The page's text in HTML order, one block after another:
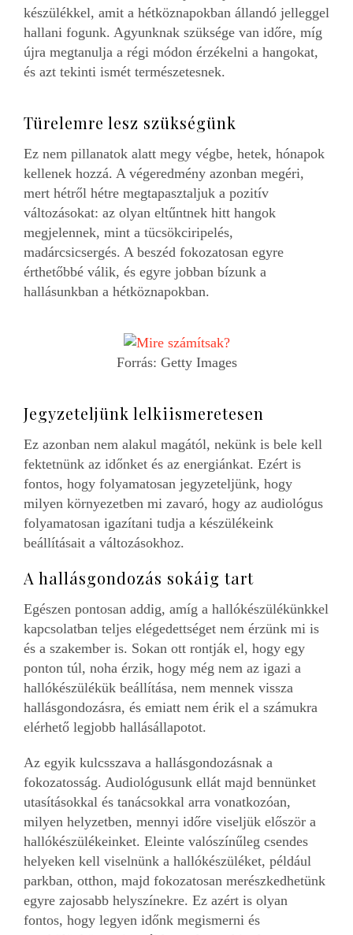
készülékkel, amit a hétköznapokban állandó jelleggel
hallani fogunk. Agyunknak szüksége van időre, míg
újra megtanulja a régi módon érzékelni a hangokat,
és azt tekinti ismét természetesnek.
Türelemre lesz szükségünk
Ez nem pillanatok alatt megy végbe, hetek, hónapok
kellenek hozzá. A végeredmény azonban megéri,
mert hétről hétre megtapasztaljuk a pozitív
változásokat: az olyan eltűntnek hitt hangok
megjelennek, mint a tücsökciripelés,
madárcsicsergés. A beszéd fokozatosan egyre
érthetőbbé válik, és egyre jobban bízunk a
hallásunkban a hétköznapokban.
Forrás: Getty Images
Jegyzeteljünk lelkiismeretesen
Ez azonban nem alakul magától, nekünk is bele kell
fektetnünk az időnket és az energiánkat. Ezért is
fontos, hogy folyamatosan jegyzeteljünk, hogy
milyen környezetben mi zavaró, hogy az audiológus
folyamatosan igazítani tudja a készülékeink
beállításait a változásokhoz.
A hallásgondozás sokáig tart
Egészen pontosan addig, amíg a hallókészülékünkkel
kapcsolatban teljes elégedettséget nem érzünk mi is
és a szakember is. Sokan ott rontják el, hogy egy
ponton túl, noha érzik, hogy még nem az igazi a
hallókészülékük beállítása, nem mennek vissza
hallásgondozásra, és emiatt nem érik el a számukra
elérhető legjobb hallásállapotot.
Az egyik kulcsszava a hallásgondozásnak a
fokozatosság. Audiológusunk ellát majd bennünket
utasításokkal és tanácsokkal arra vonatkozóan,
milyen helyzetben, mennyi időre viseljük először a
hallókészülékeinket. Eleinte valószínűleg csendes
helyeken kell viselnünk a hallókészüléket, például
parkban, otthon, majd fokozatosan merészkedhetünk
egyre zajosabb helyszínekre. Ez azért is olyan
fontos, hogy legyen időnk megismerni és